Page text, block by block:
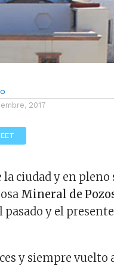
2017
la ciudad y en
Mineral de
pasado y el
y siempre vuelto